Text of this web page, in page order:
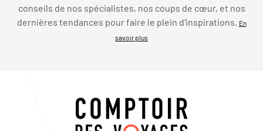
conseils de nos spécialistes, nos coups de cœur, et nos
dernières tendances pour faire le plein d’inspirations.
En
savoir plus